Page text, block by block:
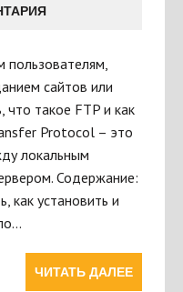
сайтов или
что такое FTP и как
Protocol – это
локальным
Содержание:
как установить и
ЧИТАТЬ ДАЛЕЕ